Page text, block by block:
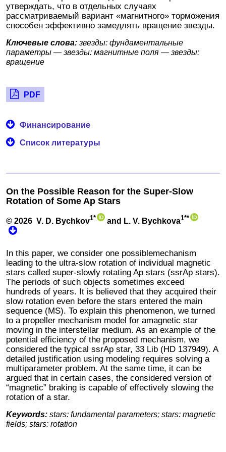
утверждать, что в отдельных случаях
рассматриваемый вариант «магнитного» торможения
способен эффективно замедлять вращение звезды.
Ключевые слова: звезды: фундаментальные
параметры — звезды: магнитные поля — звезды:
вращение
PDF
Финансирование
Список литературы
On the Possible Reason for the Super-Slow
Rotation of Some Ap Stars
© 2026 V. D. Bychkov1* and L. V. Bychkova1**
In this paper, we consider one possiblemechanism
leading to the ultra-slow rotation of individual magnetic
stars called super-slowly rotating Ap stars (ssrAp stars).
The periods of such objects sometimes exceed
hundreds of years. It is believed that they acquired their
slow rotation even before the stars entered the main
sequence (MS). To explain this phenomenon, we turned
to a propeller mechanism model for amagnetic star
moving in the interstellar medium. As an example of the
potential efficiency of the proposed mechanism, we
considered the typical ssrAp star, 33 Lib (HD 137949). A
detailed justification using modeling requires solving a
multiparameter problem. At the same time, it can be
argued that in certain cases, the considered version of
“magnetic” braking is capable of effectively slowing the
rotation of a star.
Keywords: stars: fundamental parameters; stars: magnetic
fields; stars: rotation